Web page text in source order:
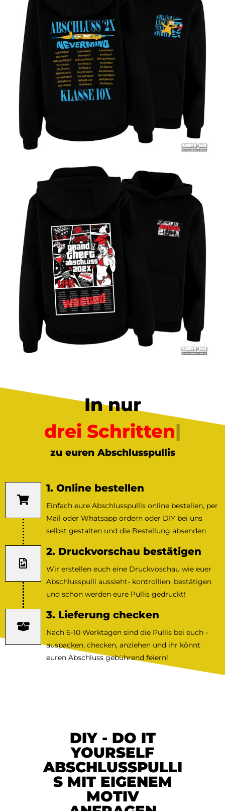
In nur
drei Schritten
zu euren Abschlusspullis
1. Online bestellen
Einfach eure Abschlusspullis online bestellen, per
Mail oder Whatsapp ordern oder DIY bei uns
selbst gestalten und die Bestellung absenden
2. Druckvorschau bestätigen
Wir erstellen euch eine Druckvoschau wie euer
Abschlusspulli aussieht- kontrollien, bestätigen
und schon werden eure Pullis gedruckt!
3. Lieferung checken
Nach 6-10 Werktagen sind die Pullis bei euch -
auspacken, checken, anziehen und ihr könnt
euren Abschluss gebührend feiern!
DIY - DO IT
YOURSELF
ABSCHLUSSPULLI
S MIT EIGENEM
MOTIV